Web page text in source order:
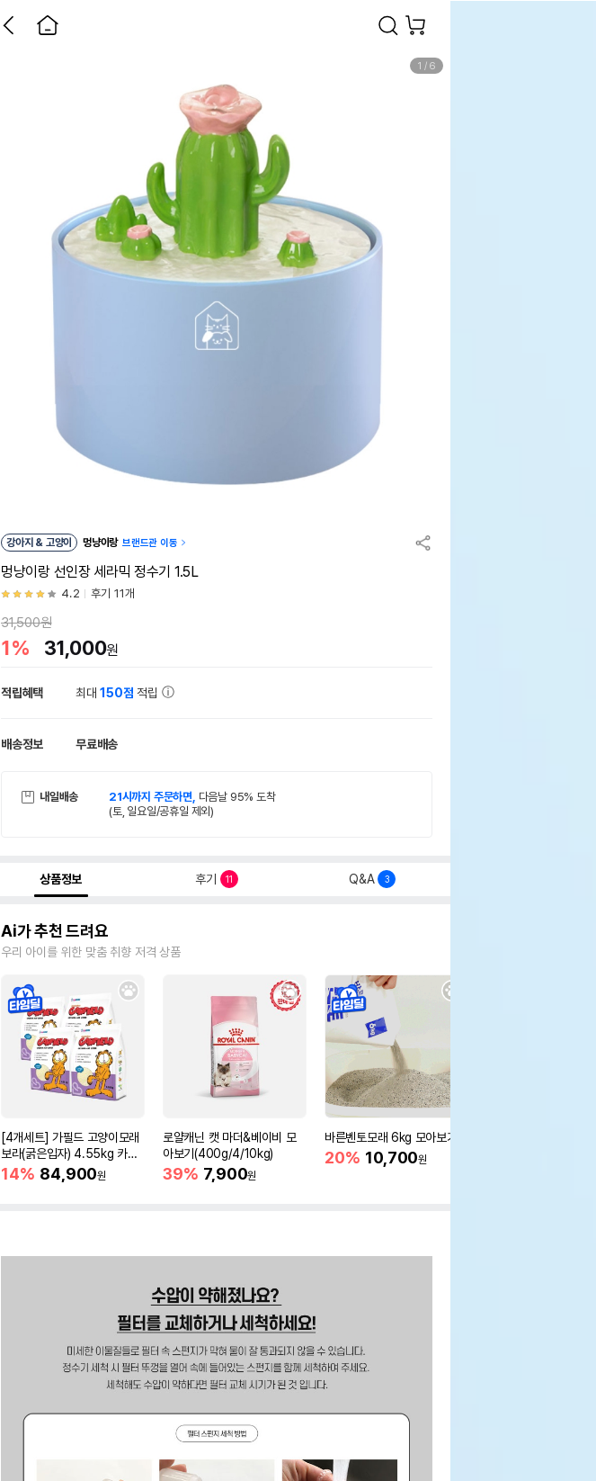
1 / 6
강아지 & 고양이 멍냥이랑 브랜드관 이동
멍냥이랑 선인장 세라믹 정수기 1.5L
4.2 후기 11개
31,500원
1% 31,000원
적립혜택 최대150점 적립
배송정보 무료배송
내일배송 21시까지 주문하면, 다음날 95% 도착
(토, 일요일/공휴일 제외)
상품정보 후기 11 Q&A 3
Ai가 추천 드려요
우리 아이를 위한 맞춤 취향 저격 상품
[4개세트] 가필드 고양이모래
보라(굵은입자) 4.55kg 카사
바모래
14% 84,900원
로얄캐닌 캣 마더&베이비 모
아보기(400g/4/10kg)
39% 7,900원
바른벤토모래 6kg 모아보기
20% 10,700원